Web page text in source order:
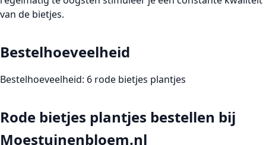
van de bietjes.
Bestelhoeveelheid
Bestelhoeveelheid: 6 rode bietjes plantjes
Rode bietjes plantjes bestellen bij
Moestuinenbloem.nl